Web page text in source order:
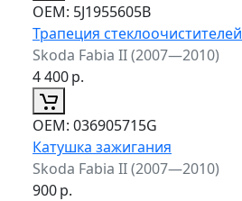
ОЕМ: 5J1955605B
Трапеция стеклоочистителей
Skoda Fabia II (2007—2010)
4 400р.
ОЕМ: 036905715G
Катушка зажигания
Skoda Fabia II (2007—2010)
900р.